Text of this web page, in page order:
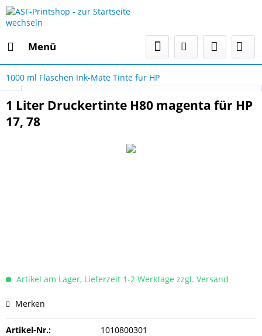
Menü
Select Language▼
1000 ml Flaschen Ink-Mate Tinte für HP
1 Liter Druckertinte H80 magenta für HP
17, 78
Artikel am Lager, Lieferzeit 1-2 Werktage zzgl. Versand
Merken
Artikel-Nr.: 1010800301